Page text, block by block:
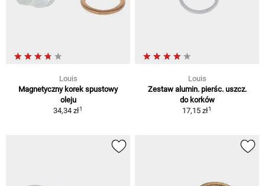
Louis
Magnetyczny korek spustowy
oleju
34,34 zł1
Louis
Zestaw alumin. pierśc. uszcz.
do korków
17,15 zł1